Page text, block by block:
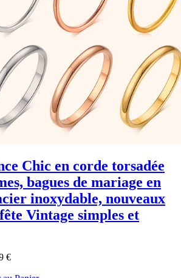
Chic en corde torsadée
bagues de mariage en
inoxydable, nouveaux
Vintage simples et
€Plage